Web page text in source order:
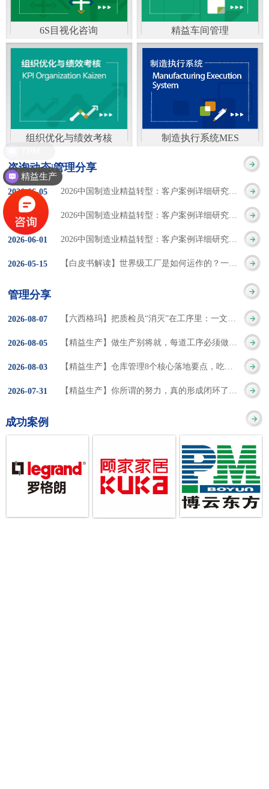
企业利润率。 在面
临市场多变，客户需求
日益多样化的情况下，
企业通过精益生产改善
活动，可以在以下方面
得到显著改善： 生
产时间减少5090%
库存减少5090% 质
量缺陷减少5090%
生产效率提升
3050% 与工作有关
的伤害降低50% 丰
心思想主要包括：
1、客户驱动：从客户的
角度来看待产品(服务)的
价值 2、识别浪费：
确定服务或产品价值
技术和信息技术提升管
理和服务，提高生产过
程可控性、减少生产线
人工干预，集智能手段
和智能系统等新兴技术
于一体，构建高效、节
能、绿色、环保、舒适
的人性化工厂。其核心
是实现信息与物理系统
CPS互联互通，智能决
策。冠卓咨询对于智能
工厂一直都在思考和沉
管理咨询经验，我们认
厂，我们可以分为两个
方面来看，一是硬件的
智能化，二是各种业务
流程信息的网络化；硬
件的智能化基于两个前
提条件：即设备的自动
化和管理的信息化；网
6S目视化咨询
6S及目视化管理是现代
化企业最基础的现场管
理方法，它的推进不仅
仅是展示企业基础管理
的“名片”，更是提升现
场管理水平消除现场浪
费的最佳途径。“现场6S
管理总是简单问题频繁
的重复的发生”，“制定
的推行机制无法持续执
行”，“没有可以持续推
进的人才可用”这些都是
在推行6S及目视化管理
时困扰企业的问题。基
于“建立可持续推进的6S
传统的6S推进方式，冠
卓更关注营造全员参与
的氛围以及培养企业自
精益车间管理
官方客服：400-168-0525
在线商桥咨询（点击沟
通）
组织优化与绩效考核
官方客服：400-168-0525
在线商桥咨询（点击沟
通）
制造执行系统MES
制造执行系统MES是一
套面向制造企业车间执
行层的生产信息化管理
系统，是企业CIMS信息
集成的纽带，是实施企
技术手段。MES可以为
应、有弹性、精细化的
制造业环境，帮助企业
降低成本、缩短交期、
提高产品的质量和提高
服务质量。适用于不同
行业(家电、汽车、半导
体、通讯、IT、医药、
咨询动态|管理分享
2026-06-05
2026-06- 04
2026-06-01
2026-05-15
管理分享
2026-08-07
2026-08-05
2026-08-03
2026-07-31
成功案例
精益生产
TPM